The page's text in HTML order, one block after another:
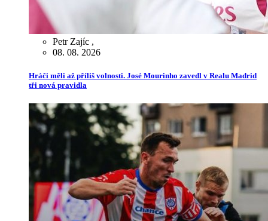
Petr Zajíc ,
08. 08. 2026
Hráči měli až příliš volnosti. José Mourinho zavedl v Realu Madrid
tři nová pravidla